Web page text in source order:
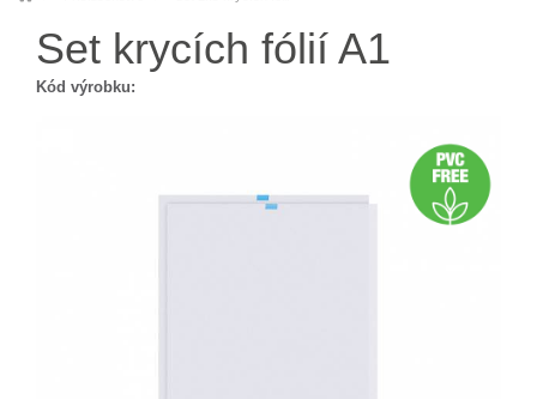
Set krycích fólií A1
Kód výrobku: